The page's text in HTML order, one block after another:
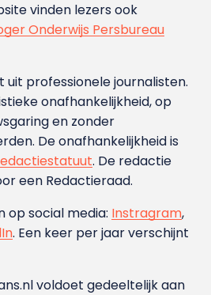
vinden lezers ook
Onderwijs Persbureau
professionele journalisten.
onafhankelijkheid, op
en zonder
De onafhankelijkheid is
. De redactie
een Redactieraad.
op social media: Instragram,
. Een keer per jaar verschijnt
voldoet gedeeltelijk aan